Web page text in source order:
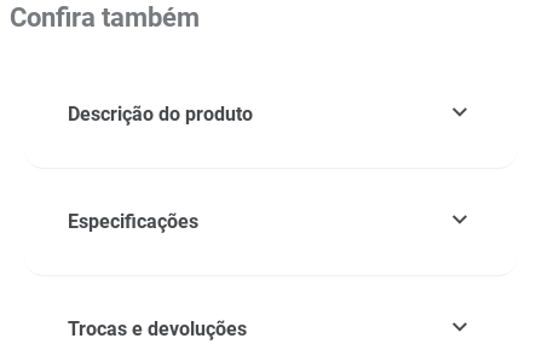
Confira também
Descrição do produto
Especificações
Trocas e devoluções